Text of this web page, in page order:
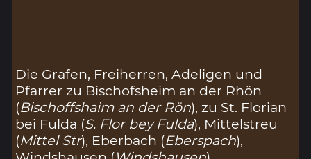
Die Grafen, Freiherren, Adeligen und
Pfarrer zu Bischofsheim an der Rhön
(Bischoffshaim an der Rön), zu St. Florian
bei Fulda (S. Flor bey Fulda), Mittelstreu
(Mittel Str), Eberbach (Eberspach),